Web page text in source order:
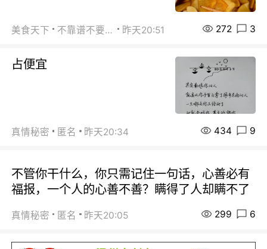
美食天下 不靠谱不要联系 昨天20:51 272 3
占便宜
真情秘密 匿名 昨天20:34 434 9
不管你干什么，你只需记住一句话，心善必有
福报，一个人的心善不善？瞒得了人却瞒不了
真情秘密 匿名 昨天20:05 299 6